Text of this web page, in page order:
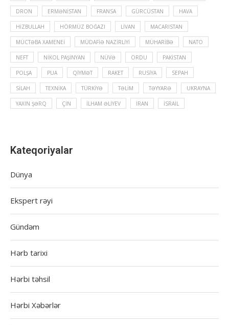
DRON ERMƏNISTAN FRANSA GÜRCÜSTAN HAVA
HIZBULLAH HÖRMÜZ BOĞAZI LIVAN MACARISTAN
MÜCTƏBA XAMENEI MÜDAFIƏ NAZIRLIYI MÜHARIBƏ NATO
NEFT NIKOL PAŞINYAN NÜVƏ ORDU PAKISTAN
POLŞA PUA QIYMƏT RAKET RUSIYA SEPAH
SILAH TEXNIKA TÜRKIYƏ TƏLIM TƏYYARƏ UKRAYNA
YAXIN ŞƏRQ ÇIN İLHAM ƏLIYEV İRAN İSRAIL
Kateqoriyalar
Dünya
Ekspert rəyi
Gündəm
Hərb tarixi
Hərbi təhsil
Hərbi Xəbərlər